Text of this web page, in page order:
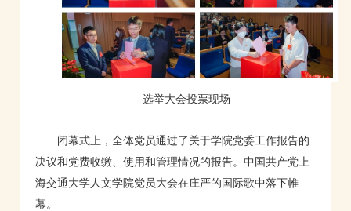
选举大会投票现场
闭幕式上，全体党员通过了关于学院党委工作报告的
决议和党费收缴、使用和管理情况的报告。中国共产党上
海交通大学人文学院党员大会在庄严的国际歌中落下帷
幕。